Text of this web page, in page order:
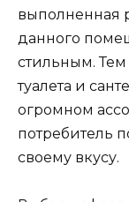
выполненная
данного
стильным. Тем
туалета и
огромном
потребитель
своему вкусу.